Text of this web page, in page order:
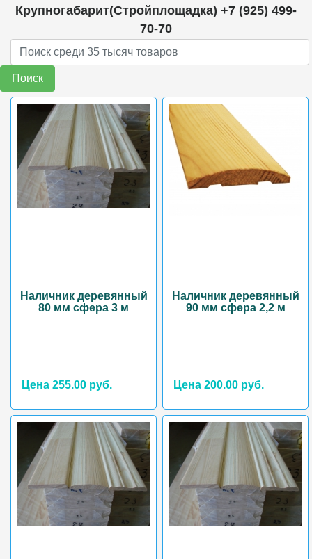
Крупногабарит(Стройплощадка) +7 (925) 499-
70-70
Поиск
Наличник деревянный
80 мм сфера 3 м
Цена 255.00 руб.
Наличник деревянный
90 мм сфера 2,2 м
Цена 200.00 руб.